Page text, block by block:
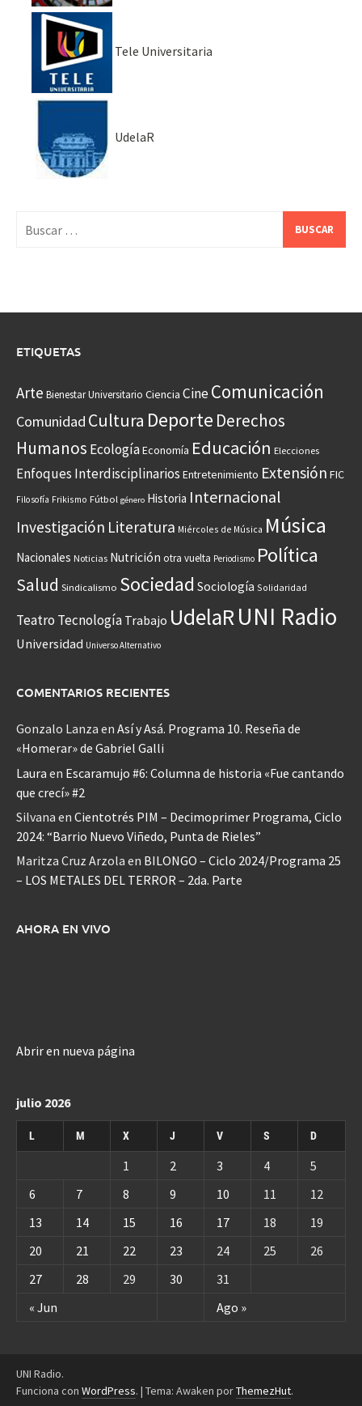
Tele Universitaria
UdelaR
ETIQUETAS
Arte Bienestar Universitario Ciencia CineComunicación
Comunidad Cultura Deporte Derechos
Humanos EcologíaEconomía Educación Elecciones
Enfoques Interdisciplinarios Entretenimiento Extensión FIC
Filosofía Frikismo Fútbol género Historia Internacional
Investigación Literatura Miércoles de Música Música
Nacionales Noticias Nutrición otra vuelta Periodismo Política
Salud Sindicalismo Sociedad Sociología Solidaridad
Teatro Tecnología Trabajo UdelaRUNI Radio
Universidad Universo Alternativo
COMENTARIOS RECIENTES
Gonzalo Lanza en Así y Asá. Programa 10. Reseña de
«Homerar» de Gabriel Galli
Laura en Escaramujo #6: Columna de historia «Fue cantando
que crecí» #2
Silvana en Cientotrés PIM – Decimoprimer Programa, Ciclo
2024: “Barrio Nuevo Viñedo, Punta de Rieles”
Maritza Cruz Arzola en BILONGO – Ciclo 2024/Programa 25
– LOS METALES DEL TERROR – 2da. Parte
AHORA EN VIVO
Abrir en nueva página
julio 2026
L M X J V S D
« Jun Ago »
1 2 3 4
5
6
7 8 9 10 11
12
13
14 15 16 17 18
19
20
21 22 23 24 25
26
27
28 29 30 31
UNI Radio.
Funciona con WordPress. | Tema: Awaken porThemezHut.